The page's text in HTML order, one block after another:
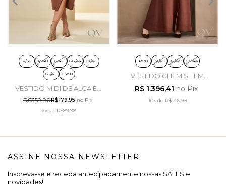
P/38 M/40 G/42 GG/44 G1/46
G2/48 G3/50
VESTIDO MIDI DE ALÇA EM
PLANO ALFAIATARIA
MARROM - DOCE TRAMA
R$359,90R$179,95 no Pix
2xde R$89,98
P/38 M/40 G/42 GG/44
VESTIDO CHEMISE EM
VISCOSE MARROM CAFÉ -
ARTSY
R$ 1.396,41 no Pix
10xde R$146,99
ASSINE NOSSA NEWSLETTER
Inscreva-se e receba antecipadamente nossas SALES e
novidades!